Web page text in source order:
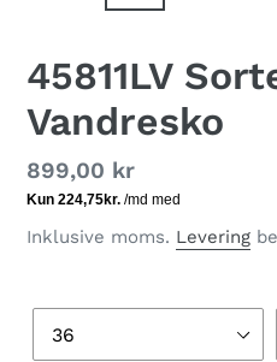
45811LV
Vandresko
Normalpris
899,00 kr
Inklusive moms. Levering